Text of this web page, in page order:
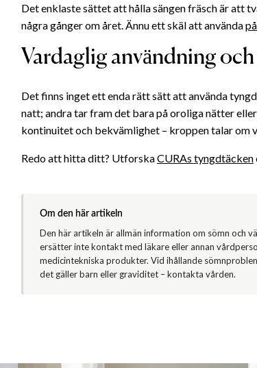
Det enklaste sättet att hålla sängen fräsch är att
några gånger om året. Ännu ett skäl att använda
Vardaglig användning och
Det finns inget ett enda rätt sätt att använda
natt; andra tar fram det bara på oroliga nätter
kontinuitet och bekvämlighet – kroppen talar om
Redo att hitta ditt? UtforskaCURAs tyngdtäcken
Om den här artikeln
Den här artikeln är allmän information om sömn och
ersätter inte kontakt med läkare eller annan
medicintekniska produkter. Vid ihållande
det gäller barn eller graviditet – kontakta vården.